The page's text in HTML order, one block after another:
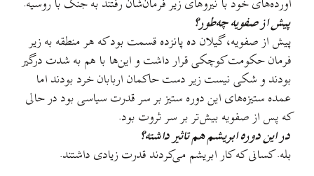
آورده‌های خود با نیروهای زیر فرمان‌شان رفتند به جنگ با روسیه.
پیش از صفویه چه‌طور؟
پیش از صفویه، گیلان ده پانزده قسمت بود که هر منطقه به زیر
فرمان حکومت کوچکی قرار داشت و این‌ها با هم به شدت درگیر
بودند و شکی نیست زیر دست حاکمان اربابان خرد بودند اما
عمده ستیزه‌های این دوره ستیز بر سر قدرت سیاسی بود در حالی
که پس از صفویه بیش‌تر بر سر ثروت بود.
در این دوره ابریشم هم تاثیر داشته؟
بله. کسانی که کار ابریشم می‌کردند قدرت زیادی داشتند.